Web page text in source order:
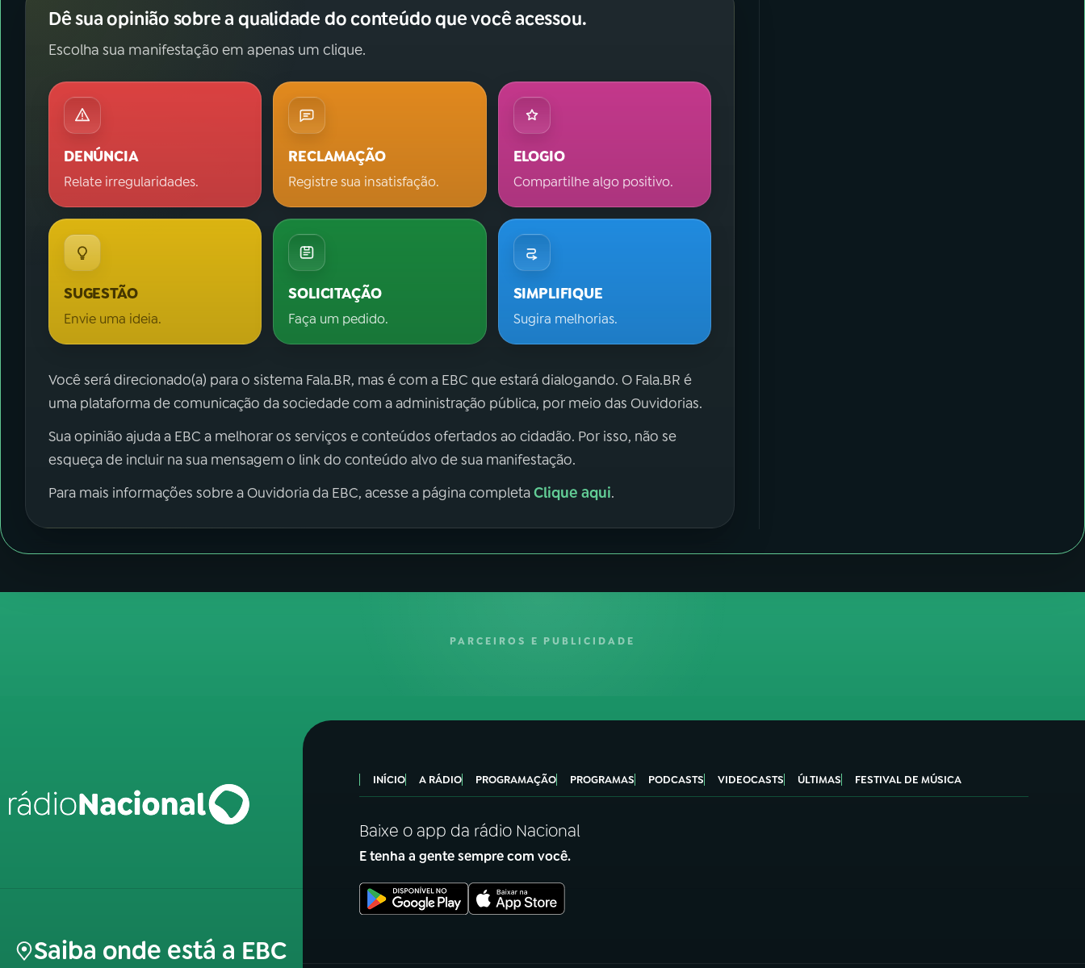
Dê sua opinião sobre a qualidade do conteúdo que você acessou.
Escolha sua manifestação em apenas um clique.
DENÚNCIA
Relate irregularidades.
RECLAMAÇÃO
Registre sua insatisfação.
ELOGIO
Compartilhe algo positivo.
SUGESTÃO
Envie uma ideia.
SOLICITAÇÃO
Faça um pedido.
SIMPLIFIQUE
Sugira melhorias.
Você será direcionado(a) para o sistema Fala.BR, mas é com a EBC que estará dialogando. O Fala.BR é
uma plataforma de comunicação da sociedade com a administração pública, por meio das Ouvidorias.
Sua opinião ajuda a EBC a melhorar os serviços e conteúdos ofertados ao cidadão. Por isso, não se
esqueça de incluir na sua mensagem o link do conteúdo alvo de sua manifestação.
Para mais informações sobre a Ouvidoria da EBC, acesse a página completaClique aqui.
PARCEIROS E PUBLICIDADE
Saiba onde está a EBC
INÍCIO A RÁDIO PROGRAMAÇÃO PROGRAMAS PODCASTS VIDEOCASTS ÚLTIMAS FESTIVAL DE MÚSICA
Baixe o app da rádio Nacional
E tenha a gente sempre com você.